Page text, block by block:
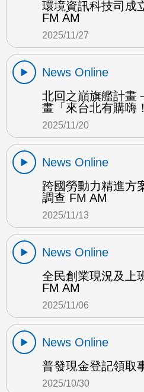
環境資訊科技司成
FM AM
2025/11/27
News Online
北回之巔旗艦計畫
畫「來台北有購嗨
2025/11/20
News Online
跨國勞動力精進方
調查 FM AM
2025/11/13
News Online
全民創業現況及上
FM AM
2025/11/06
News Online
普發現金登記領取
2025/10/30